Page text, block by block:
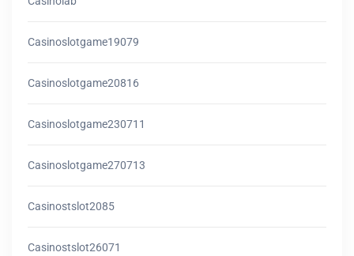
Casinoslotgame19079
Casinoslotgame20816
Casinoslotgame230711
Casinoslotgame270713
Casinostslot2085
Casinostslot26071